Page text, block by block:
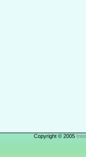
Copyright © 2005